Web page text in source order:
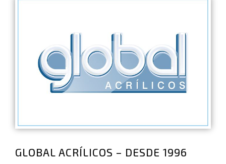
GLOBAL ACRÍLICOS – DESDE 1996